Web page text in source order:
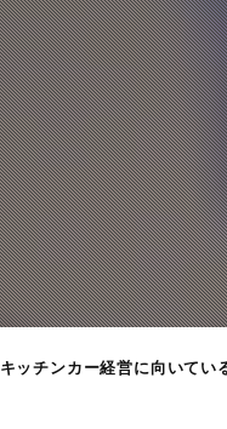
キッチンカー経営に向いてい